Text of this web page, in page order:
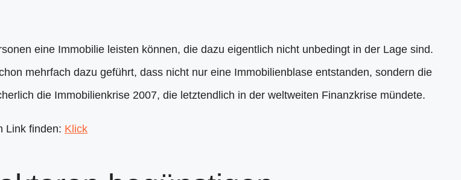
eine Immobilie leisten können, die dazu eigentlich nicht unbedingt in der Lage sind.
mehrfach dazu geführt, dass nicht nur eine Immobilienblase entstanden, sondern die
die Immobilienkrise 2007, die letztendlich in der weltweiten Finanzkrise mündete.
Link finden: Klick